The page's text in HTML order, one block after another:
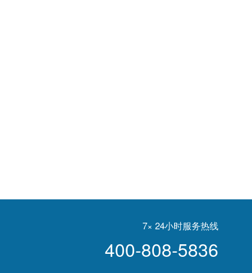
7× 24小时服务热线
400-808-5836